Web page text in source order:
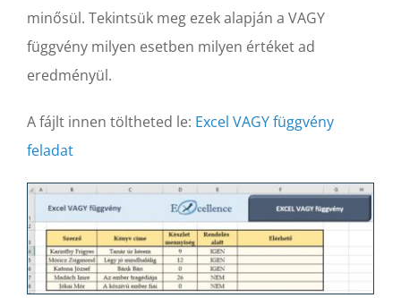
minősül. Tekintsük meg ezek alapján a VAGY
függvény milyen esetben milyen értéket ad
eredményül.
A fájlt innen töltheted le: Excel VAGY függvény
feladat